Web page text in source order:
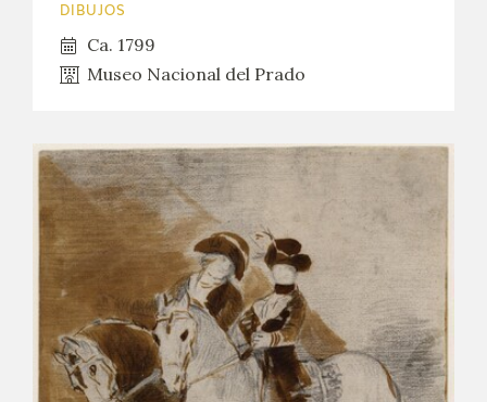
DIBUJOS
Ca. 1799
Museo Nacional del Prado